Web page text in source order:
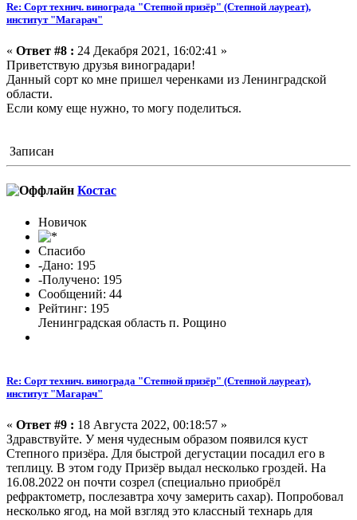
Re: Сорт технич. винограда "Степной призёр" (Степной лауреат),
институт "Магарач"
« Ответ #8 : 24 Декабря 2021, 16:02:41 »
Приветствую друзья виноградари!
Данный сорт ко мне пришел черенками из Ленинградской
области.
Если кому еще нужно, то могу поделиться.
Записан
Костас
Новичок
Спасибо
-Дано: 195
-Получено: 195
Сообщений: 44
Рейтинг: 195
Ленинградская область п. Рощино
Re: Сорт технич. винограда "Степной призёр" (Степной лауреат),
институт "Магарач"
« Ответ #9 : 18 Августа 2022, 00:18:57 »
Здравствуйте. У меня чудесным образом появился куст
Степного призёра. Для быстрой дегустации посадил его в
теплицу. В этом году Призёр выдал несколько гроздей. На
16.08.2022 он почти созрел (специально приобрёл
рефрактометр, послезавтра хочу замерить сахар). Попробовал
несколько ягод, на мой взгляд это классный технарь для